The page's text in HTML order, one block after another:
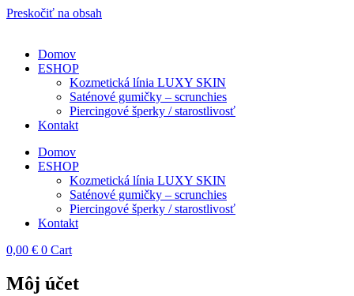
Preskočiť na obsah
Domov
ESHOP
Kozmetická línia LUXY SKIN
Saténové gumičky – scrunchies
Piercingové šperky / starostlivosť
Kontakt
Domov
ESHOP
Kozmetická línia LUXY SKIN
Saténové gumičky – scrunchies
Piercingové šperky / starostlivosť
Kontakt
0,00 € 0 Cart
Môj účet